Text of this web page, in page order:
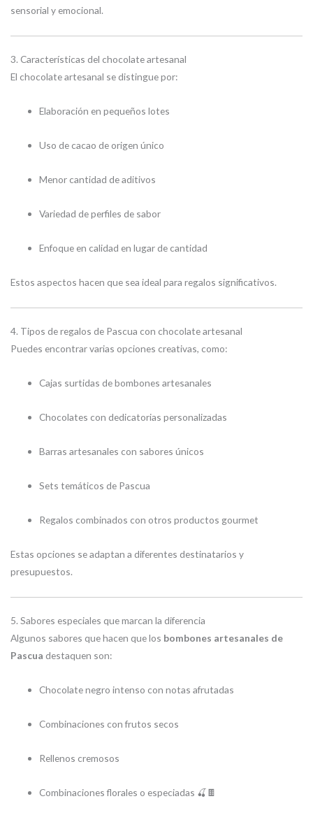
sensorial y emocional.
3. Características del chocolate artesanal
El chocolate artesanal se distingue por:
Elaboración en pequeños lotes
Uso de cacao de origen único
Menor cantidad de aditivos
Variedad de perfiles de sabor
Enfoque en calidad en lugar de cantidad
Estos aspectos hacen que sea ideal para regalos significativos.
4. Tipos de regalos de Pascua con chocolate artesanal
Puedes encontrar varias opciones creativas, como:
Cajas surtidas de bombones artesanales
Chocolates con dedicatorias personalizadas
Barras artesanales con sabores únicos
Sets temáticos de Pascua
Regalos combinados con otros productos gourmet
Estas opciones se adaptan a diferentes destinatarios y
presupuestos.
5. Sabores especiales que marcan la diferencia
Algunos sabores que hacen que los bombones artesanales de
Pascua destaquen son:
Chocolate negro intenso con notas afrutadas
Combinaciones con frutos secos
Rellenos cremosos
Combinaciones florales o especiadas 🍒🍫